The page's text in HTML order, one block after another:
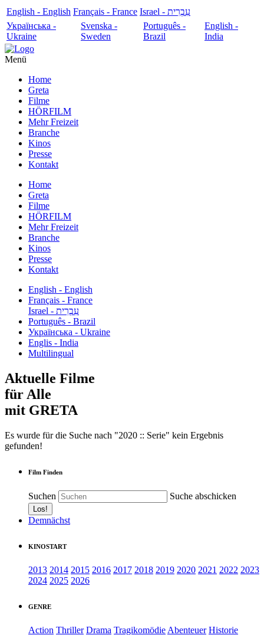
English - English Français - France
עִבְרִית - Israel
Українська -
Ukraine
Svenska -
Sweden
Português -
Brazil
English -
India
Menü
Home
Greta
Filme
HÖRFILM
Mehr Freizeit
Branche
Kinos
Presse
Kontakt
Home
Greta
Filme
HÖRFILM
Mehr Freizeit
Branche
Kinos
Presse
Kontakt
English - English
Français - France
עִבְרִית - Israel
Português - Brazil
Українська - Ukraine
Englis - India
Multilingual
Aktuelle Filme
für Alle
mit GRETA
Es wurde für die Suche nach "2020 :: Serie" kein Ergebnis
gefunden!
Film Finden
Suchen Suche abschicken
Demnächst
KINOSTART
2013 2014 2015 2016 2017 2018 2019 2020 2021 2022 2023
2024 2025 2026
GENRE
Action Thriller Drama Tragikomödie Abenteuer Historie